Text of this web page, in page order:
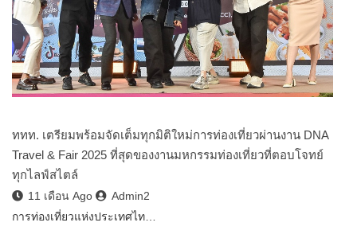
ททท. เตรียมพร้อมจัดเต็มทุกมิติใหม่การท่องเที่ยวผ่านงาน DNA
Travel & Fair 2025 ที่สุดของงานมหกรรมท่องเที่ยวที่ตอบโจทย์
ทุกไลฟ์สไตล์
11 เดือน Ago
Admin2
การท่องเที่ยวแห่งประเทศไท…